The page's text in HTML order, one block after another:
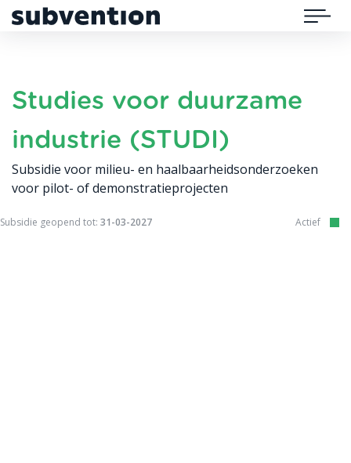
Subvention Menu
Studies voor duurzame
industrie (STUDI)
Subsidie geopend tot: 31-03-2027
Subsidie voor milieu- en haalbaarheidsonderzoeken
voor pilot- of demonstratieprojecten
Actief